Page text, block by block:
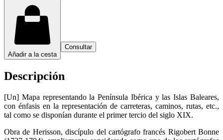
Añadir a la cesta
Consultar
Descripción
[Un] Mapa representando la Península Ibérica y las Islas Baleares,
con énfasis en la representación de carreteras, caminos, rutas, etc.,
tal como se disponían durante el primer tercio del siglo XIX.
Obra de Herisson, discípulo del cartógrafo francés Rigobert Bonne